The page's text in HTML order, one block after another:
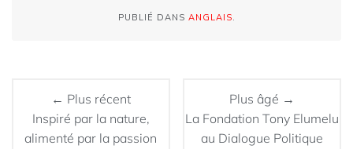
PUBLIÉ DANS ANGLAIS.
← Plus récent
Inspiré par la nature,
alimenté par la passion
Plus âgé →
La Fondation Tony Elumelu
au Dialogue Politique